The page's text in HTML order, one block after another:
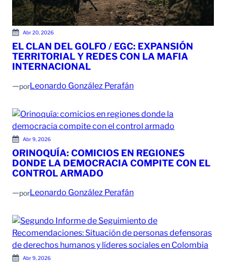
Abr 20, 2026
EL CLAN DEL GOLFO / EGC: EXPANSIÓN
TERRITORIAL Y REDES CON LA MAFIA
INTERNACIONAL
—porLeonardo González Perafán
Abr 9, 2026
ORINOQUÍA: COMICIOS EN REGIONES
DONDE LA DEMOCRACIA COMPITE CON EL
CONTROL ARMADO
—porLeonardo González Perafán
Abr 9, 2026